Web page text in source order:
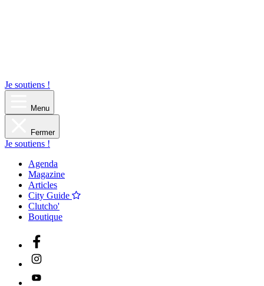
Je soutiens !
Menu
Fermer
Je soutiens !
Agenda
Magazine
Articles
City Guide
Clutcho'
Boutique